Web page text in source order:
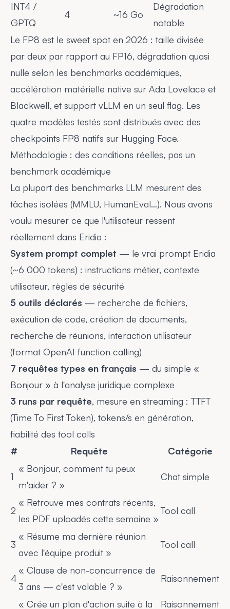
INT4 /
GPTQ
4 ~16 Go
Dégradation
notable
Le FP8 est le sweet spot en 2026 : taille divisée
par deux par rapport au FP16, dégradation quasi
nulle selon les benchmarks académiques,
accélération matérielle native sur Ada Lovelace et
Blackwell, et support vLLM en un seul flag. Les
quatre modèles testés sont distribués avec des
checkpoints FP8 natifs sur Hugging Face.
Méthodologie : des conditions réelles, pas un
benchmark académique
La plupart des benchmarks LLM mesurent des
tâches isolées (MMLU, HumanEval…). Nous avons
voulu mesurer ce que l'utilisateur ressent
réellement dans Eridia :
System prompt complet — le vrai prompt Eridia
(~6 000 tokens) : instructions métier, contexte
utilisateur, règles de sécurité
5 outils déclarés — recherche de fichiers,
exécution de code, création de documents,
recherche de réunions, interaction utilisateur
(format OpenAI function calling)
7 requêtes types en français — du simple «
Bonjour » à l'analyse juridique complexe
3 runs par requête, mesure en streaming : TTFT
(Time To First Token), tokens/s en génération,
fiabilité des tool calls
#
Requête Catégorie
1
« Bonjour, comment tu peux
m'aider ? »
Chat simple
2
« Retrouve mes contrats récents,
les PDF uploadés cette semaine »
Tool call
3
« Résume ma dernière réunion
avec l'équipe produit »
Tool call
4
« Clause de non-concurrence de
3 ans — c'est valable ? »
Raisonnement
« Crée un plan d'action suite à la
Raisonnement